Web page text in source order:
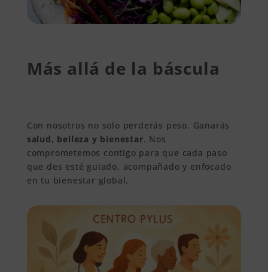
Más allá de la báscula
Con nosotros no solo perderás peso. Ganarás
salud, belleza y bienestar. Nos
comprometemos contigo para que cada paso
que des esté guiado, acompañado y enfocado
en tu bienestar global.